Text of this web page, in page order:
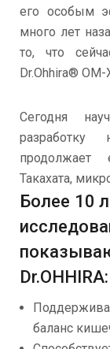
его особым
много лет
то, что
Dr.Ohhira® OM-
Сегодня
Такахата,
Более 10
Dr.OHHIRA:
баланс